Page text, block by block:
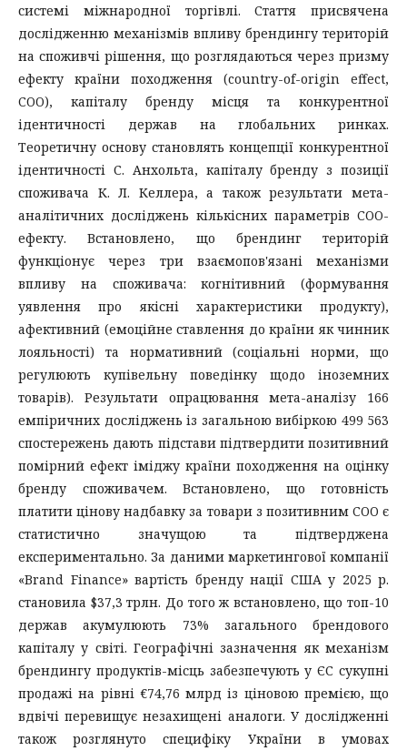
системі міжнародної торгівлі. Стаття присвячена
дослідженню механізмів впливу брендингу територій
на споживчі рішення, що розглядаються через призму
ефекту країни походження (country-of-origin effect,
COO), капіталу бренду місця та конкурентної
ідентичності держав на глобальних ринках.
Теоретичну основу становлять концепції конкурентної
ідентичності С. Анхольта, капіталу бренду з позиції
споживача К. Л. Келлера, а також результати мета-
аналітичних досліджень кількісних параметрів COO-
ефекту. Встановлено, що брендинг територій
функціонує через три взаємопов'язані механізми
впливу на споживача: когнітивний (формування
уявлення про якісні характеристики продукту),
афективний (емоційне ставлення до країни як чинник
лояльності) та нормативний (соціальні норми, що
регулюють купівельну поведінку щодо іноземних
товарів). Результати опрацювання мета-аналізу 166
емпіричних досліджень із загальною вибіркою 499 563
спостережень дають підстави підтвердити позитивний
помірний ефект іміджу країни походження на оцінку
бренду споживачем. Встановлено, що готовність
платити цінову надбавку за товари з позитивним COO є
статистично значущою та підтверджена
експериментально. За даними маркетингової компанії
«Brand Finance» вартість бренду нації США у 2025 р.
становила $37,3 трлн. До того ж встановлено, що топ-10
держав акумулюють 73% загального брендового
капіталу у світі. Географічні зазначення як механізм
брендингу продуктів-місць забезпечують у ЄС сукупні
продажі на рівні €74,76 млрд із ціновою премією, що
вдвічі перевищує незахищені аналоги. У дослідженні
також розглянуто специфіку України в умовах